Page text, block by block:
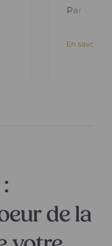
Par
En savoir +
de la